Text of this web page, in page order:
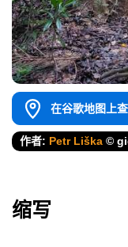
在谷歌地图上
作者: Petr Liška ©
缩写